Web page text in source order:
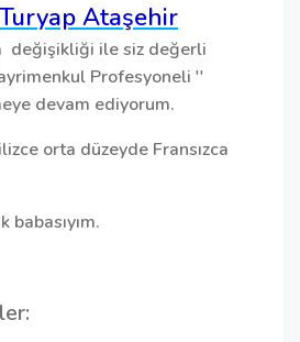
Turyap Ataşehir
değişikliği ile siz değerli
Profesyoneli ''
devam ediyorum.
orta düzeyde Fransızca
babasıyım.